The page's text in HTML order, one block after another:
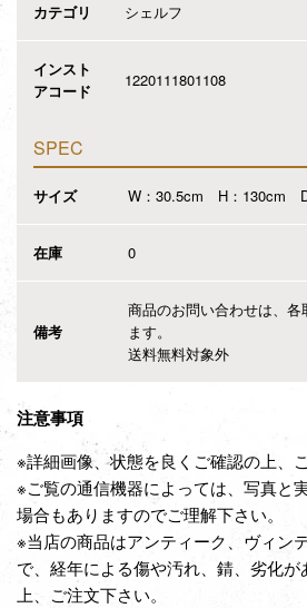
カテゴリ シェルフ
インスト
アコード
1220111801108
SPEC
サイズ W：30.5cm H：130cm
在庫 0
備考
商品のお問い合わせは、
ます。
送料無料対象外
注意事項
※詳細画像、状態を良くご確認の上、
※ご覧の通信機器によっては、写真と
場合もありますのでご理解下さい。
※当店の商品はアンティーク、ヴィン
で、経年による傷や汚れ、錆、劣化
上、ご注文下さい。